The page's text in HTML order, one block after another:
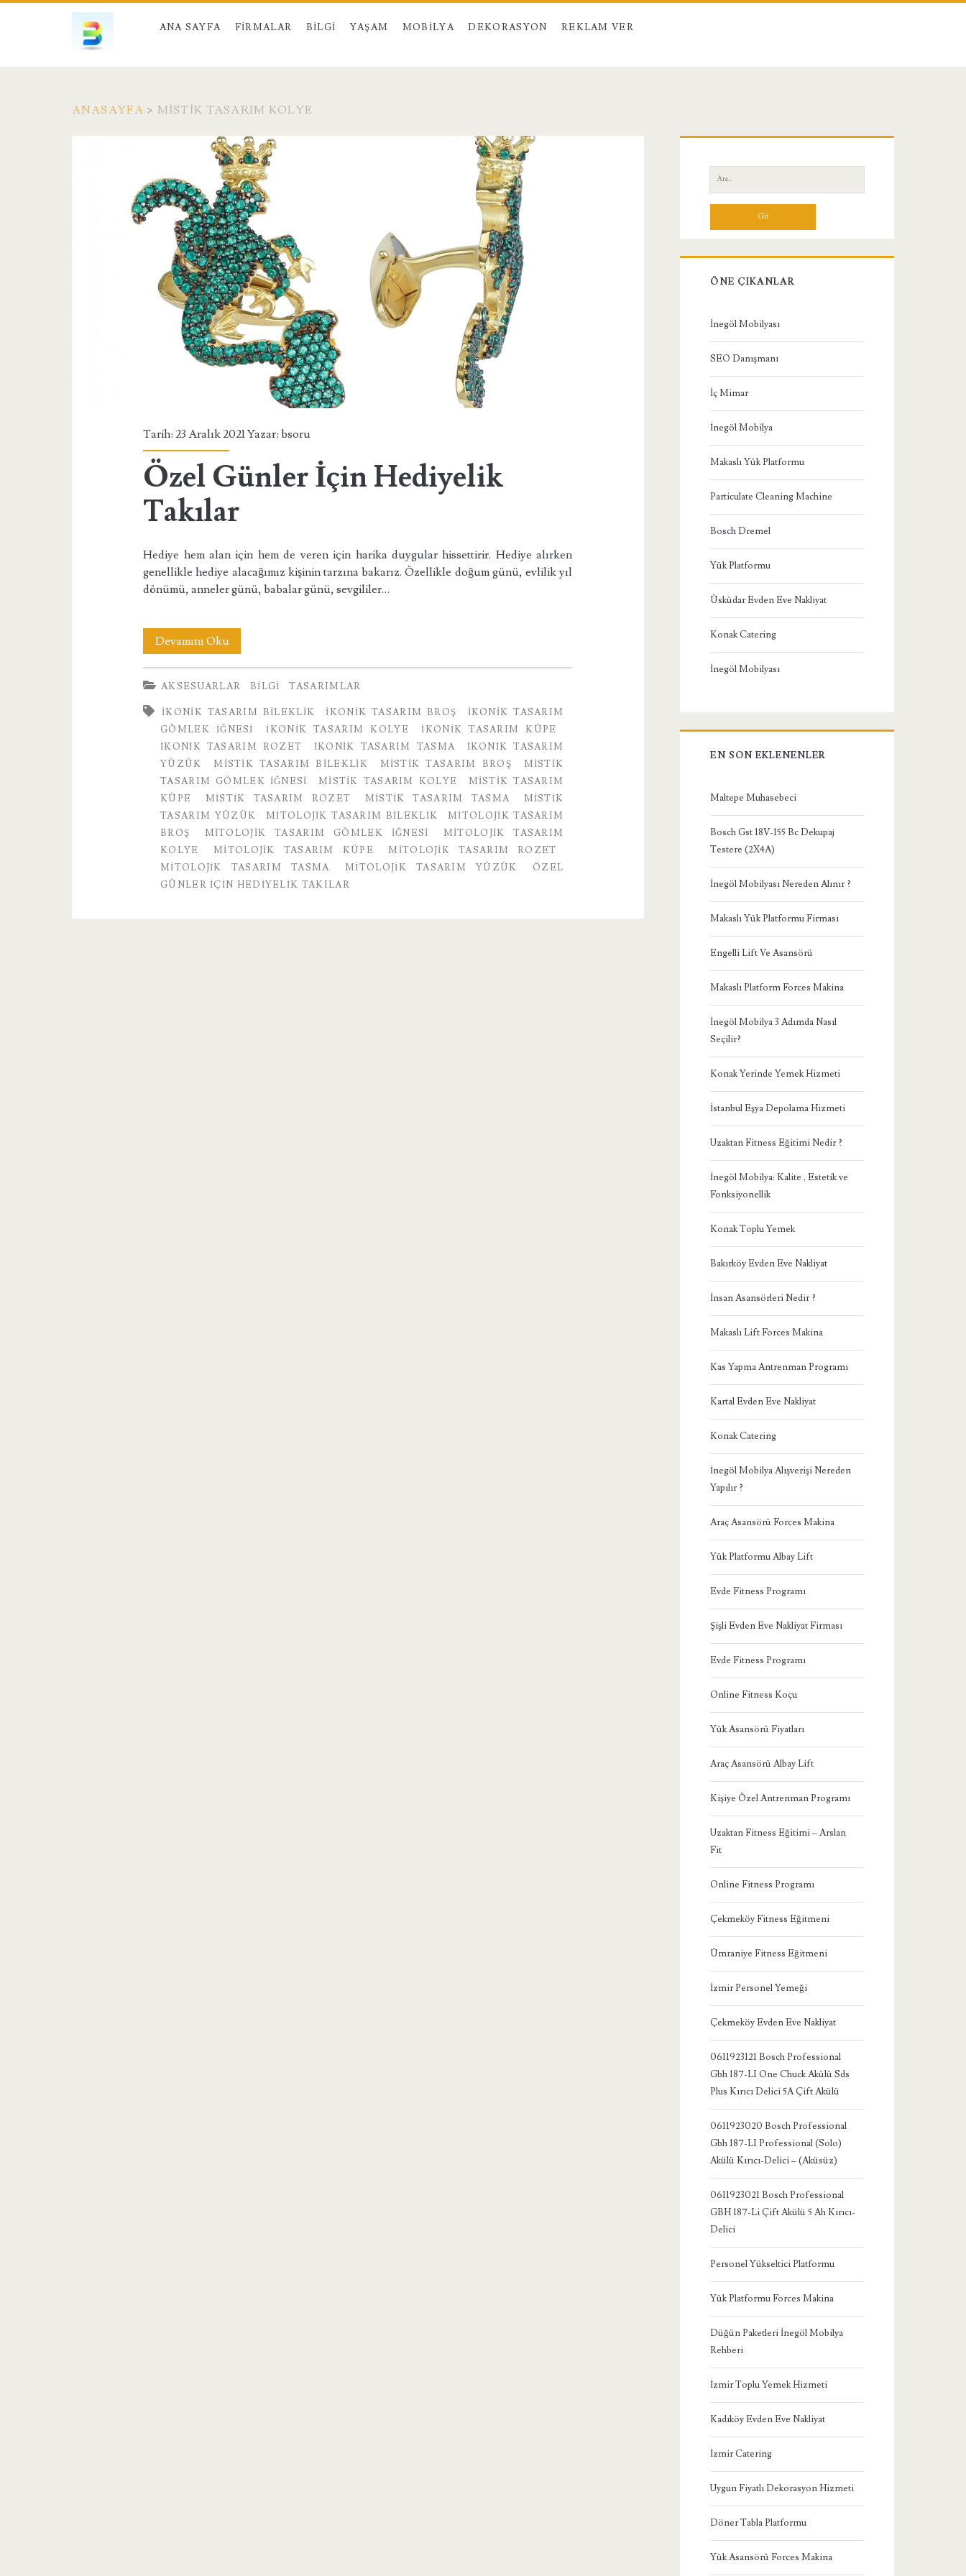
ANA SAYFA FIRMALAR BILGI YAŞAM MOBILYA DEKORASYON REKLAM VER
ANASAYFA > MISTIK TASARIM KOLYE
<span>mistik
tasarım
kolye</span>
Tarih: 23 Aralık 2021 Yazar:bsoru
Özel Günler İçin Hediyelik
Takılar
Hediye hem alan için hem de veren için harika duygular hissettirir. Hediye alırken
genellikle hediye alacağımız kişinin tarzına bakarız. Özellikle doğum günü, evlilik yıl
dönümü, anneler günü, babalar günü, sevgililer…
Devamını OkuÖzel
Günler
İçin
Hediyelik
Takılar
AKSESUARLAR BILGI TASARIMLAR
IKONIK TASARIM BILEKLIK IKONIK TASARIM BROŞ
IKONIK TASARIM
GÖMLEK IĞNESI
IKONIK TASARIM KOLYE
IKONIK TASARIM KÜPE
IKONIK TASARIM ROZET
IKONIK TASARIM TASMA
IKONIK TASARIM
YÜZÜK
MISTIK TASARIM BILEKLIK MISTIK TASARIM BROŞ
MISTIK
TASARIM GÖMLEK IĞNESI
MISTIK TASARIM KOLYE
MISTIK TASARIM
KÜPE
MISTIK TASARIM ROZET MISTIK TASARIM TASMA
MISTIK
TASARIM YÜZÜK
MITOLOJIK TASARIM BILEKLIK
MITOLOJIK TASARIM
BROŞ
MITOLOJIK TASARIM GÖMLEK IĞNESI
MITOLOJIK TASARIM
KOLYE
MITOLOJIK TASARIM KÜPE
MITOLOJIK TASARIM ROZET
MITOLOJIK TASARIM TASMA
MITOLOJIK TASARIM YÜZÜK
ÖZEL
GÜNLER İÇIN HEDIYELIK TAKILAR
Yan
Menü
Ara:
ÖNE ÇIKANLAR
İnegöl Mobilyası
SEO Danışmanı
İç Mimar
İnegöl Mobilya
Makaslı Yük Platformu
Particulate Cleaning Machine
Bosch Dremel
Yük Platformu
Üsküdar Evden Eve Nakliyat
Konak Catering
İnegöl Mobilyası
EN SON EKLENENLER
Maltepe Muhasebeci
Bosch Gst 18V-155 Bc Dekupaj
Testere (2X4A)
İnegöl Mobilyası Nereden Alınır ?
Makaslı Yük Platformu Firması
Engelli Lift Ve Asansörü
Makaslı Platform Forces Makina
İnegöl Mobilya 3 Adımda Nasıl
Seçilir?
Konak Yerinde Yemek Hizmeti
İstanbul Eşya Depolama Hizmeti
Uzaktan Fitness Eğitimi Nedir ?
İnegöl Mobilya: Kalite , Estetik ve
Fonksiyonellik
Konak Toplu Yemek
Bakırköy Evden Eve Nakliyat
İnsan Asansörleri Nedir ?
Makaslı Lift Forces Makina
Kas Yapma Antrenman Programı
Kartal Evden Eve Nakliyat
Konak Catering
İnegöl Mobilya Alışverişi Nereden
Yapılır ?
Araç Asansörü Forces Makina
Yük Platformu Albay Lift
Evde Fitness Programı
Şişli Evden Eve Nakliyat Firması
Evde Fitness Programı
Online Fitness Koçu
Yük Asansörü Fiyatları
Araç Asansörü Albay Lift
Kişiye Özel Antrenman Programı
Uzaktan Fitness Eğitimi – Arslan
Fit
Online Fitness Programı
Çekmeköy Fitness Eğitmeni
Ümraniye Fitness Eğitmeni
İzmir Personel Yemeği
Çekmeköy Evden Eve Nakliyat
0611923121 Bosch Professional
Gbh 187-LI One Chuck Akülü Sds
Plus Kırıcı Delici 5A Çift Akülü
0611923020 Bosch Professional
Gbh 187-LI Professional (Solo)
Akülü Kırıcı-Delici – (Aküsüz)
0611923021 Bosch Professional
GBH 187-Li Çift Akülü 5 Ah Kırıcı-
Delici
Personel Yükseltici Platformu
Yük Platformu Forces Makina
Düğün Paketleri İnegöl Mobilya
Rehberi
İzmir Toplu Yemek Hizmeti
Kadıköy Evden Eve Nakliyat
İzmir Catering
Uygun Fiyatlı Dekorasyon Hizmeti
Döner Tabla Platformu
Yük Asansörü Forces Makina